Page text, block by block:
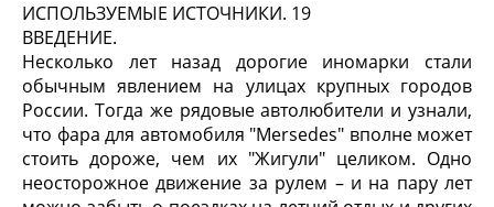
ИСПОЛЬЗУЕМЫЕ ИСТОЧНИКИ. 19
ВВЕДЕНИЕ.
Несколько лет назад дорогие иномарки стали
обычным явлением на улицах крупных городов
России. Тогда же рядовые автолюбители и узнали,
что фара для автомобиля "Mersedes" вполне может
стоить дороже, чем их "Жигули" целиком. Одно
неосторожное движение за рулем – и на пару лет